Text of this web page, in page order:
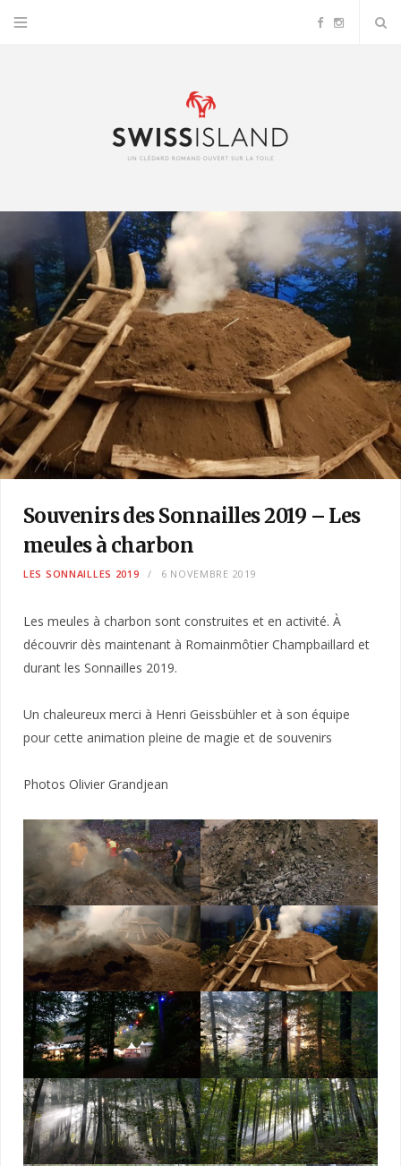
F
o
o
k
I
g
r
a
m
Souvenirs des Sonnailles 2019 – Les
meules à charbon
LES SONNAILLES 2019 6 NOVEMBRE 2019
Les meules à charbon sont construites et en activité. À
découvrir dès maintenant à Romainmôtier Champbaillard et
durant les Sonnailles 2019.
Un chaleureux merci à Henri Geissbühler et à son équipe
pour cette animation pleine de magie et de souvenirs
Photos Olivier Grandjean